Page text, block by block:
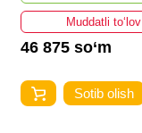
Muddatli to‘lov
46 875 so‘m
Sotib olish